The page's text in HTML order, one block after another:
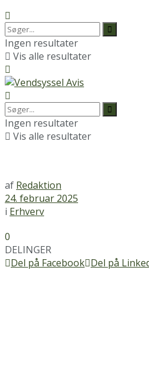
Ingen resultater
Vis alle resultater
Ingen resultater
Vis alle resultater
af Redaktion
24. februar 2025
i Erhverv
0
DELINGER
Del på Facebook Del på